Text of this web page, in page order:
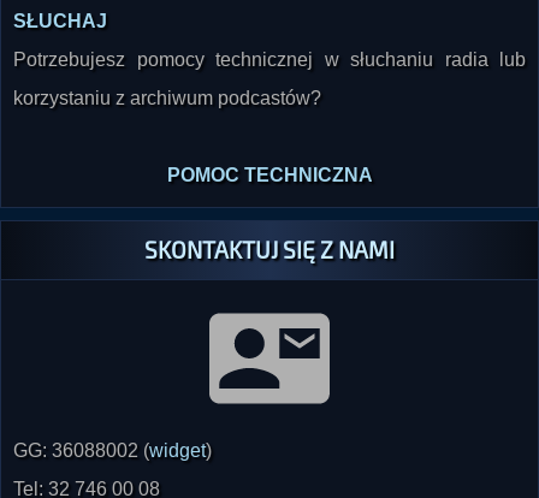
Potrzebujesz pomocy technicznej w słuchaniu radia lub
korzystaniu z archiwum podcastów?
SKONTAKTUJ SIĘ Z NAMI
)
Tel: 32 746 00 08
SMS: 530 620 493